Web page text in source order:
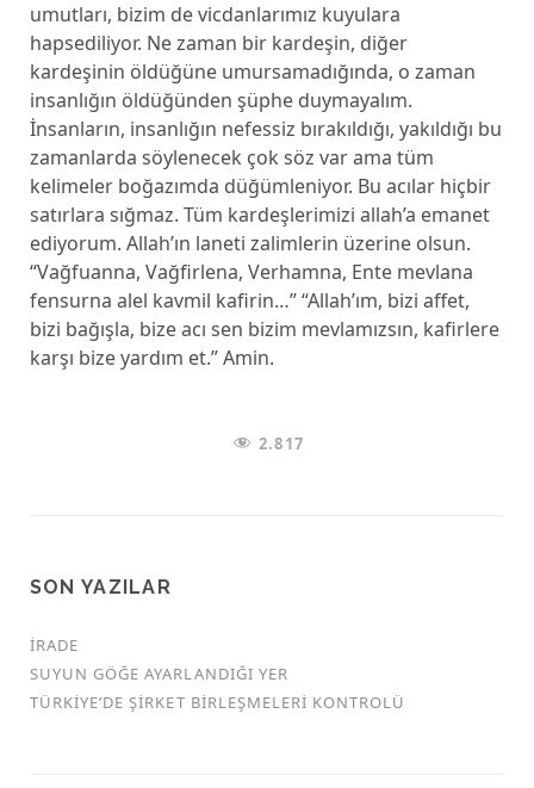
umutları, bizim de vicdanlarımız kuyulara
hapsediliyor. Ne zaman bir kardeşin, diğer
kardeşinin öldüğüne umursamadığında, o zaman
insanlığın öldüğünden şüphe duymayalım.
İnsanların, insanlığın nefessiz bırakıldığı, yakıldığı bu
zamanlarda söylenecek çok söz var ama tüm
kelimeler boğazımda düğümleniyor. Bu acılar hiçbir
satırlara sığmaz. Tüm kardeşlerimizi allah’a emanet
ediyorum. Allah’ın laneti zalimlerin üzerine olsun.
“Vağfuanna, Vağfirlena, Verhamna, Ente mevlana
fensurna alel kavmil kafirin…” “Allah’ım, bizi affet,
bizi bağışla, bize acı sen bizim mevlamızsın, kafirlere
karşı bize yardım et.” Amin.
2.817
SON YAZILAR
İRADE
SUYUN GÖĞE AYARLANDIĞI YER
TÜRKİYE’DE ŞİRKET BİRLEŞMELERİ KONTROLÜ